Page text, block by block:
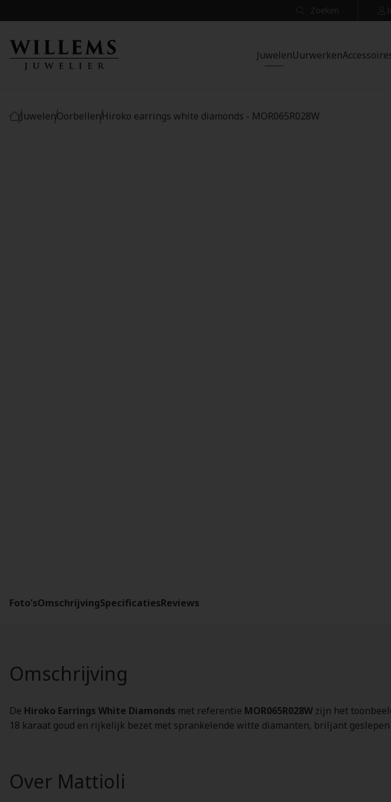
Zoeken
JuwelenUurwerken
JuwelenOorbellenHiroko earrings white diamonds - MOR065R028W
Foto'sOmschrijvingSpecificatiesReviews
Omschrijving
De Hiroko Earrings White Diamonds met referentie MOR065R028W zijn het
18 karaat goud en rijkelijk bezet met sprankelende witte diamanten, briljant
Over Mattioli